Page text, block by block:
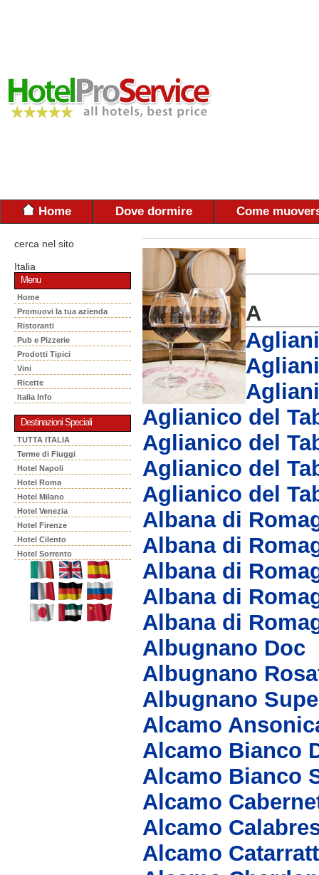
Home Dove dormire Come
cerca nel sito
Italia
Menu
Home
Promuovi la tua azienda
Ristoranti
Pub e Pizzerie
Prodotti Tipici
Vini
Ricette
Italia Info
Destinazioni Speciali
TUTTA ITALIA
Terme di Fiuggi
Hotel Napoli
Hotel Roma
Hotel Milano
Hotel Venezia
Hotel Firenze
Hotel Cilento
Hotel Sorrento
A
Aglianico del
Aglianico del
Aglianico del
Aglianico del
Albana di
Albana di
Albana di
Albana di
Albana di
Albugnano Doc
Albugnano
Albugnano
Alcamo
Alcamo Bianco
Alcamo Bianco
Alcamo
Alcamo
Alcamo